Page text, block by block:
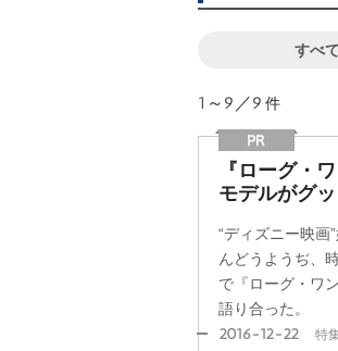
すべて
1～9／9 件
『ローグ・
モデルがグ
“ディズニー映画
んどうようぢ、
で『ローグ・ワ
語り合った。
2016-12-22 特